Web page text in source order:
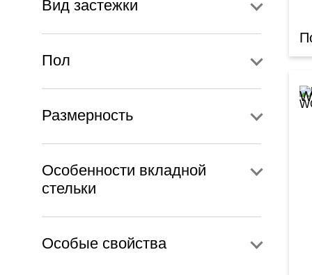
Вид застежки
Пол
Размерность
Особенности вкладной
стельки
Особые свойства